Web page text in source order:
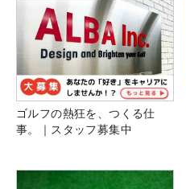
ゴルフの熱狂を、つくる仕
事。｜スタッフ募集中